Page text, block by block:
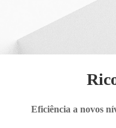
Eficiência a novos